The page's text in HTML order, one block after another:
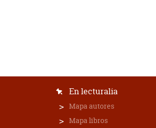
En lecturalia
Mapa autores
Mapa libros